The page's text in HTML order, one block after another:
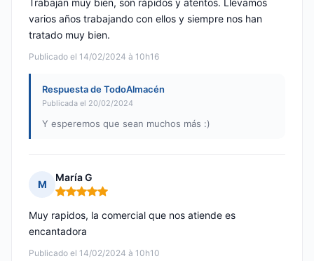
Publicado el 14/02/2024 à 10h16
Trabajan muy bien, son rápidos y atentos. Llevamos
varios años trabajando con ellos y siempre nos han
tratado muy bien.
Respuesta de TodoAlmacén
Publicada el 20/02/2024
Y esperemos que sean muchos más :)
M
María G
Nota: 5 de 5
Publicado el 14/02/2024 à 10h10
Muy rapidos, la comercial que nos atiende es
encantadora